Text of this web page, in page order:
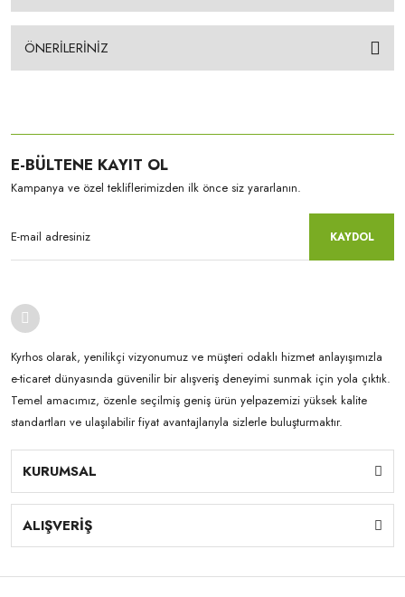
ÖNERİLERİNİZ
E-BÜLTENE KAYIT OL
Kampanya ve özel tekliflerimizden ilk önce siz yararlanın.
KAYDOL
Kyrhos olarak, yenilikçi vizyonumuz ve müşteri odaklı hizmet anlayışımızla
e-ticaret dünyasında güvenilir bir alışveriş deneyimi sunmak için yola çıktık.
Temel amacımız, özenle seçilmiş geniş ürün yelpazemizi yüksek kalite
standartları ve ulaşılabilir fiyat avantajlarıyla sizlerle buluşturmaktır.
KURUMSAL
ALIŞVERİŞ